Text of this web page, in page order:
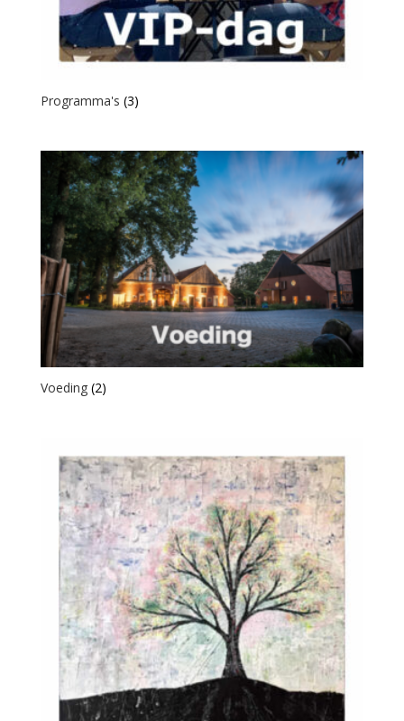
Programma's (3)
Voeding (2)